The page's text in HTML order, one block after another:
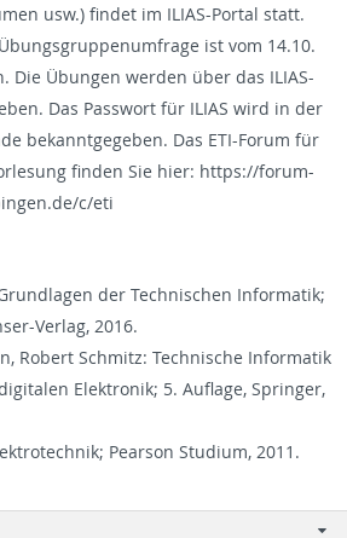
usw.) fin­det im ILI­AS-Por­tal statt.
ist vom 14.10.
Die Übun­gen wer­den über das ILI­AS-
Das Pass­wort für ILIAS wird in der
be­kannt­ge­ge­ben. Das ETI-Fo­rum für
fin­den Sie hier: https://​forum-​
​c/​eti
der Tech­ni­schen In­for­ma­tik;
Ver­lag, 2016.
Ro­bert Schmitz: Tech­ni­sche In­for­ma­tik
Elek­tro­nik; 5. Auf­la­ge, Sprin­ger,
Pear­son Stu­di­um, 2011.